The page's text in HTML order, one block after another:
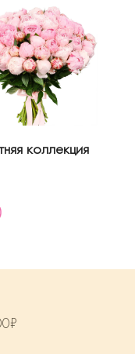
коллекция